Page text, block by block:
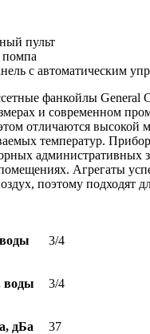
пульт
с автоматическим
фанкойлы General
и современном
отличаются высокой
температур.
административных
Агрегаты
поэтому подходят
3/4
воды 3/4
дБа 37